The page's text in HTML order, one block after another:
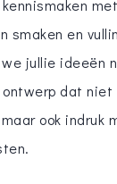
smaken en
jullie ideeën
dat niet
ook indruk